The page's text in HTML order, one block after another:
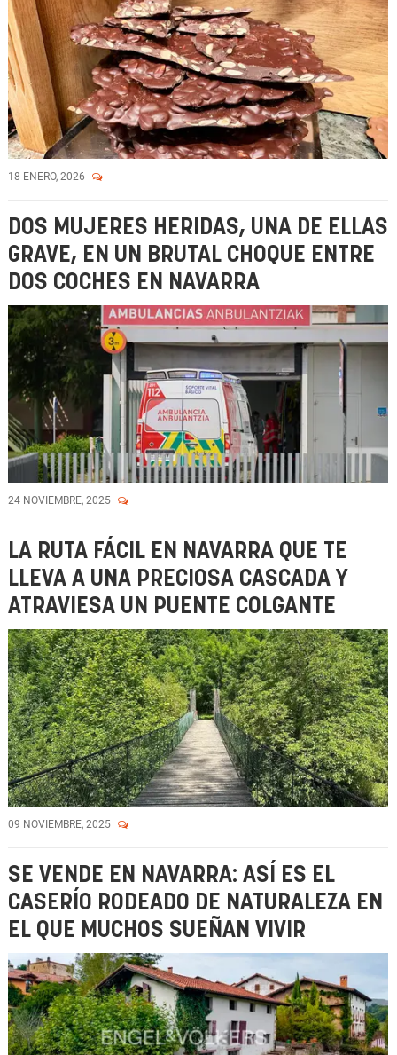
18 ENERO, 2026
DOS MUJERES HERIDAS, UNA DE ELLAS
GRAVE, EN UN BRUTAL CHOQUE ENTRE
DOS COCHES EN NAVARRA
24 NOVIEMBRE, 2025
LA RUTA FÁCIL EN NAVARRA QUE TE
LLEVA A UNA PRECIOSA CASCADA Y
ATRAVIESA UN PUENTE COLGANTE
09 NOVIEMBRE, 2025
SE VENDE EN NAVARRA: ASÍ ES EL
CASERÍO RODEADO DE NATURALEZA EN
EL QUE MUCHOS SUEÑAN VIVIR